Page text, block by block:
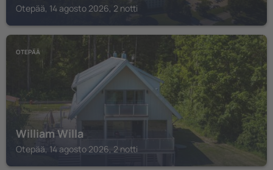
Otepää, 14 agosto 2026, 2 notti
OTEPÄÄ
William Willa
Otepää, 14 agosto 2026, 2 notti